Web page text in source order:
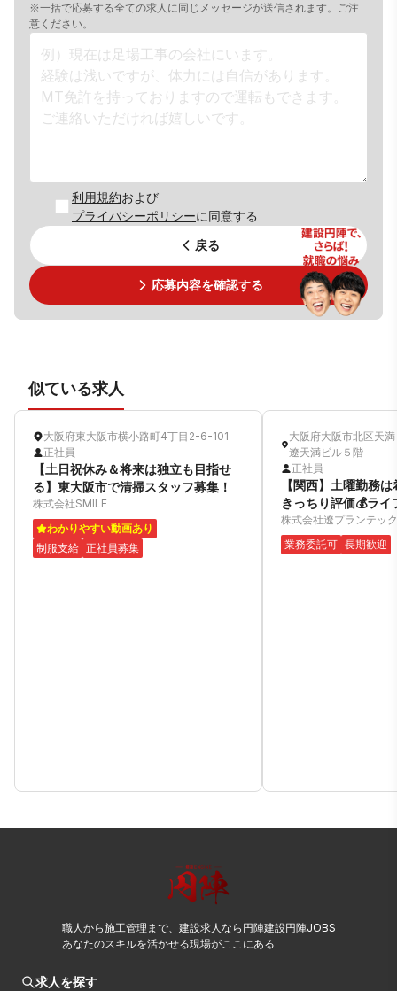
※一括で応募する全ての求人に同じメッセージが送信されます。ご注
意ください。
利用規約および
プライバシーポリシーに同意する
戻る
応募内容を確認する
似ている求人
大阪府東大阪市横小路町4丁目2-6-101
正社員
【土日祝休み＆将来は独立も目指せ
る】東大阪市で清掃スタッフ募集！
株式会社SMILE
わかりやすい動画あり
制服支給 正社員募集
大阪府大阪市北区天
遼天満ビル５階
正社員
【関西】土曜勤務
きっちり評価💰ラ
て無理なく働けます
株式会社遼プランテック
業務委託可 長期歓迎
職人から施工管理まで、建設求人なら円陣建設円陣JOBS
あなたのスキルを活かせる現場がここにある
求人を探す